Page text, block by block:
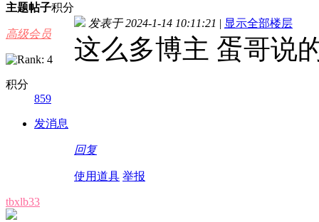
主题帖子积分
高级会员
积分
859
发消息
发表于 2024-1-14 10:11:21 | 显示全部楼层
这么多博主 蛋哥说
回复
使用道具 举报
tbxlb33